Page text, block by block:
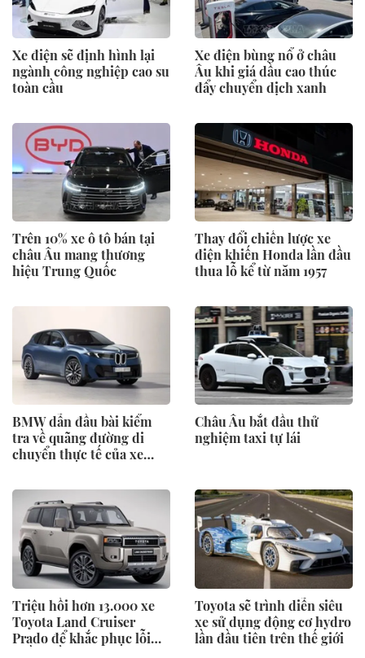
Xe điện sẽ định hình lại
ngành công nghiệp cao su
toàn cầu
Xe điện bùng nổ ở châu
Âu khi giá dầu cao thúc
đẩy chuyển dịch xanh
Trên 10% xe ô tô bán tại
châu Âu mang thương
hiệu Trung Quốc
Thay đổi chiến lược xe
điện khiến Honda lần đầu
thua lỗ kể từ năm 1957
BMW dẫn đầu bài kiểm
tra về quãng đường di
chuyển thực tế của xe
Châu Âu bắt đầu thử
nghiệm taxi tự lái
Triệu hồi hơn 13.000 xe
Toyota Land Cruiser
Prado để khắc phục lỗi
Toyota sẽ trình diễn siêu
xe sử dụng động cơ hydro
lần đầu tiên trên thế giới